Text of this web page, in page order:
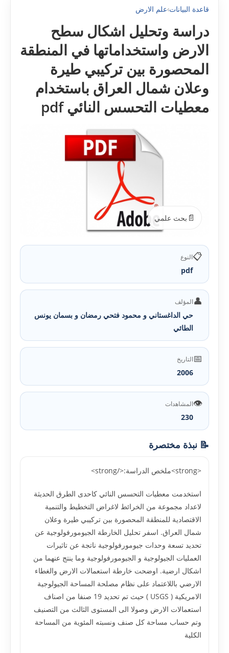
قاعدة البيانات›علم الارض
دراسة وتحليل اشكال سطح
الارض واستخداماتها في المنطقة
المحصورة بين تركيبي طيرة
وعلان شمال العراق باستخدام
معطيات التحسس النائي pdf
📄 بحث علمي
📋النوع
pdf
👤المؤلف
حي الداغستاني و محمود فتحي رمضان و بسمان يونس
الطائي
📅التاريخ
2006
👁️المشاهدات
230
📝 نبذة مختصرة
<strong>ملخص الدراسة:</strong>
استخدمت معطيات التحسس النائي كاحدى الطرق الحديثة
لاعداد مجموعة من الخرائط لاغراض التخطيط والتنمية
الاقتصادية للمنطقة المحصورة بين تركيبي طيرة وعلان
شمال العراق. اسفر تحليل الخارطة الجيومورفولوجية عن
تحديد تسعة وحدات جيومورفولوجية ناتجة عن تاثيرات
العمليات الجيولوجية و الجيومورفولوجية وما ينتج عنهما من
اشكال ارضية. اوضحت خارطة استعمالات الارض والغطاء
الارضي باللاعتماد على نظام مصلحة المساحة الجيولوجية
الامريكية ( USGS ) حيث تم تحديد 19 صنفا من اصناف
استعمالات الارض وصولا الى المستوى الثالث من التصنيف
وتم حساب مساحة كل صنف ونسبته المئوية من المساحة
الكلية